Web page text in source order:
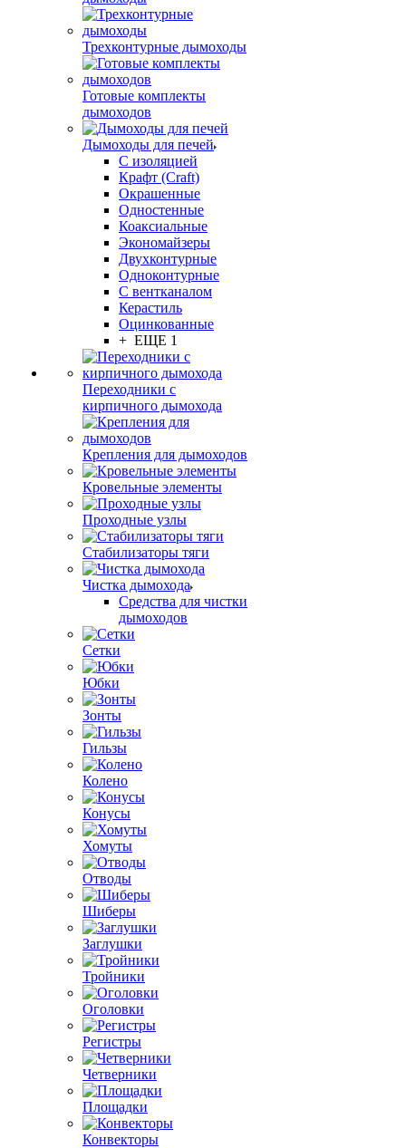
Трехконтурные дымоходы
Готовые комплекты
дымоходов
Дымоходы для печей
С изоляцией
Крафт (Craft)
Окрашенные
Одностенные
Коаксиальные
Экономайзеры
Двухконтурные
Одноконтурные
С вентканалом
Керастиль
Оцинкованные
+ ЕЩЕ 1
Переходники с
кирпичного дымохода
Крепления для дымоходов
Кровельные элементы
Проходные узлы
Стабилизаторы тяги
Чистка дымохода
Средства для чистки
дымоходов
Сетки
Юбки
Зонты
Гильзы
Колено
Конусы
Хомуты
Отводы
Шиберы
Заглушки
Тройники
Оголовки
Регистры
Четверники
Площадки
Конвекторы